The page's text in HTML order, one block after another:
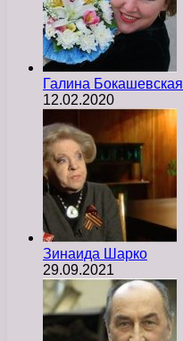
Галина Бокашевская
12.02.2020
Зинаида Шарко
29.09.2021